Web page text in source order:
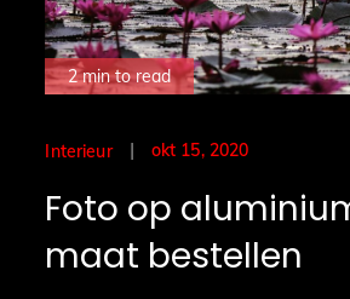
2 min to read
Interieur
Posted
okt 15, 2020
Foto op
maat bestellen